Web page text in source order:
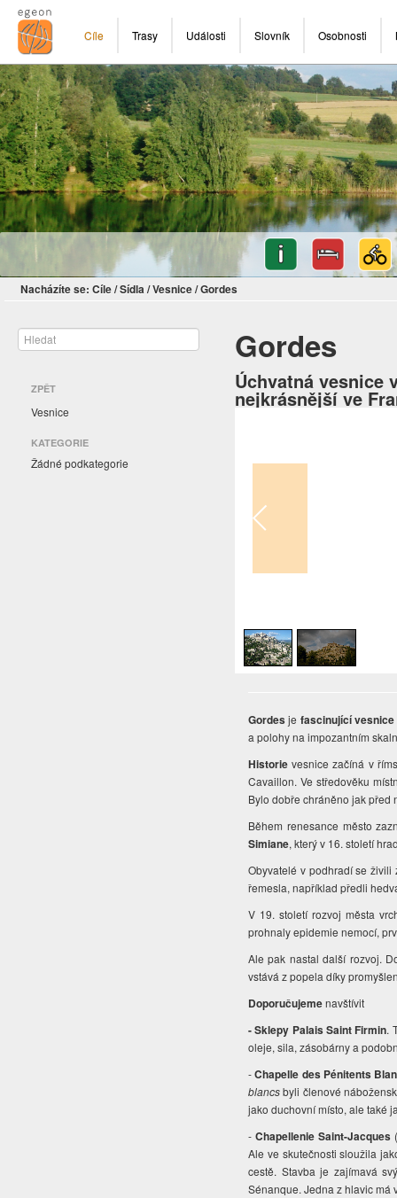
Cíle Trasy Události Slovník Osobnosti
Nacházíte se: Cíle/Sídla/Vesnice/Gordes
ZPĚT
Vesnice
KATEGORIE
Žádné podkategorie
Gordes
Úchvatná vesnice
nejkrásnější ve
Gordes je fascinující
a polohy na impozantním
Historie vesnice začíná v
Cavaillon. Ve středověku
Bylo dobře chráněno jak před
Během renesance město
Simiane, který v 16. století
Obyvatelé v podhradí se
řemesla, například předli
V 19. století rozvoj města
prohnaly epidemie nemocí,
Ale pak nastal další rozvoj.
vstává z popela díky
Doporučujemenavštívit
- Sklepy Palais Saint Firmin.
oleje, sila, zásobárny a
-Chapelle des Pénitents
blancsbyli členové
jako duchovní místo, ale také
-Chapellenie Saint-Jacques
Ale ve skutečnosti sloužila
cestě. Stavba je zajímavá
Sénanque. Jedna z hlavic má